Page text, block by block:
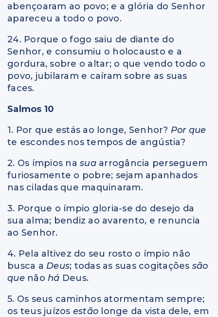
abençoaram ao povo; e a glória do Senhor
apareceu a todo o povo.
24. Porque o fogo saiu de diante do
Senhor, e consumiu o holocausto e a
gordura, sobre o altar; o que vendo todo o
povo, jubilaram e caíram sobre as suas
faces.
Salmos 10
1. Por que estás ao longe, Senhor? Por que
te escondes nos tempos de angústia?
2. Os ímpios na sua arrogância perseguem
furiosamente o pobre; sejam apanhados
nas ciladas que maquinaram.
3. Porque o ímpio gloria-se do desejo da
sua alma; bendiz ao avarento, e renuncia
ao Senhor.
4. Pela altivez do seu rosto o ímpio não
busca a Deus; todas as suas cogitações são
que não há Deus.
5. Os seus caminhos atormentam sempre;
os teus juízos estão longe da vista dele, em